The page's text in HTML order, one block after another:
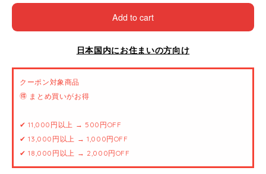
Add to cart
日本国内にお住まいの方向け
クーポン対象商品
🉐 まとめ買いがお得
✔ 11,000円以上 → 500円OFF
✔ 13,000円以上 → 1,000円OFF
✔ 18,000円以上 → 2,000円OFF